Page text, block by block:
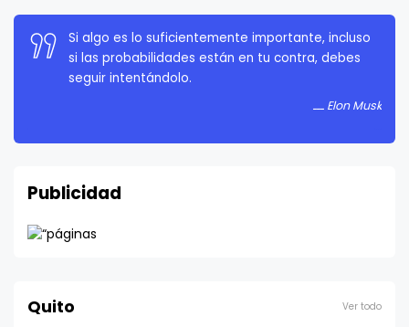
Si algo es lo suficientemente importante, incluso
si las probabilidades están en tu contra, debes
seguir intentándolo.
Elon Musk
La persistencia es muy importante. No debes
rendirte a menos que estés obligado a rendirte.
Publicidad
Quito Ver todo